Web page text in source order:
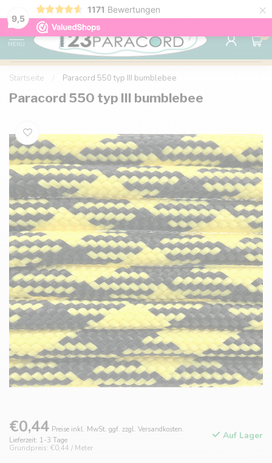
9,5
1171 Bewertungen ×
Kostenlose Lieferung nach Hause ab 150 €
MENU
0
Startseite Paracord 550 typ III bumblebee
Paracord 550 typ III bumblebee
€0,44 Preise inkl. MwSt. ggf. zzgl. Versandkosten.
Lieferzeit: 1-3 Tage
Grundpreis: €0,44 / Meter
Auf Lager